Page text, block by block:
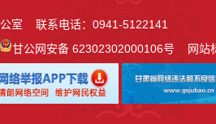
室 联系电话：0941-5122141
甘公网安备 62302302000106号网站